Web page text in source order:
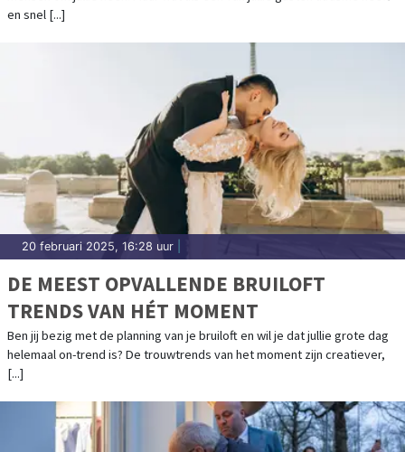
en snel [...]
20 februari 2025, 16:28 uur
DE MEEST OPVALLENDE BRUILOFT
TRENDS VAN HÉT MOMENT
Ben jij bezig met de planning van je bruiloft en wil je dat jullie grote dag
helemaal on-trend is? De trouwtrends van het moment zijn creatiever,
[...]